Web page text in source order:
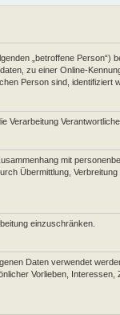
„betroffene Person“)
zu einer Online-
Person sind, identifiziert
Verarbeitung
mit
Übermittlung,
einzuschränken.
Daten verwendet
Vorlieben,